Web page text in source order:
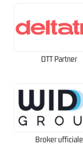
OTT Partner
Broker ufficiale